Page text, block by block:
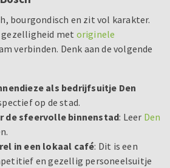
bourgondisch en zit vol karakter.
met originele
verbinden. Denk aan de volgende
als bedrijfsuitje Den
op de stad.
de sfeervolle binnenstad: Leer Den
in een lokaal café: Dit is een
en gezellig personeelsuitje